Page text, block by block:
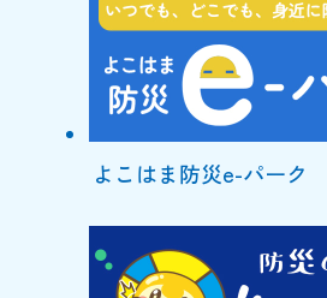
よこはま防災e-パーク